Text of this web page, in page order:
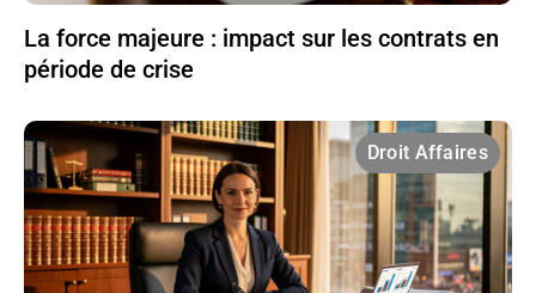
La force majeure : impact sur les contrats en
période de crise
Droit Affaires